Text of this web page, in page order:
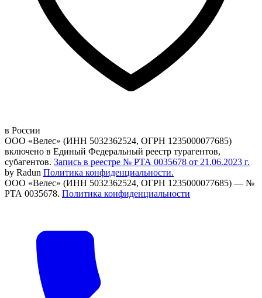
в России
ООО «Велес» (ИНН 5032362524, ОГРН 1235000077685)
включено в Единый Федеральный реестр турагентов,
субагентов. Запись в реестре № РТА 0035678 от 21.06.2023 г.
by Radun Политика конфиденциальности.
ООО «Велес» (ИНН 5032362524, ОГРН 1235000077685) — №
РТА 0035678. Политика конфиденциальности